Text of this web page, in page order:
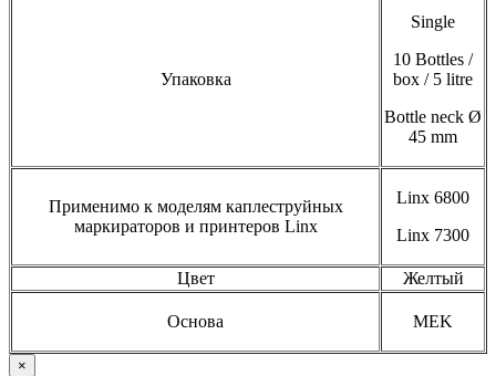
Упаковка
Single
10 Bottles /
box / 5 litre
Bottle neck Ø
45 mm
Применимо к моделям каплеструйных
маркираторов и принтеров Linx
Linx 6800
Linx 7300
Цвет Желтый
Основа MEK
×